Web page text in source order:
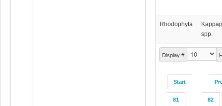
Display #
Start
81 82
Rhodophyta
spp.